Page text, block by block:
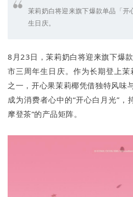
茉莉奶白将迎来旗下爆款单品「开
生日庆。
8月23日，茉莉奶白将迎来旗下爆
市三周年生日庆。作为长期登上
之一，开心果茉莉椰凭借独特风味
成为消费者心中的“开心白月光”，
摩登茶”的产品矩阵。